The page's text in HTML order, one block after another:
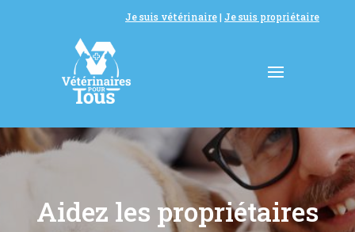
Je suis vétérinaire|Je suis propriétaire
Aidez les propriétaires